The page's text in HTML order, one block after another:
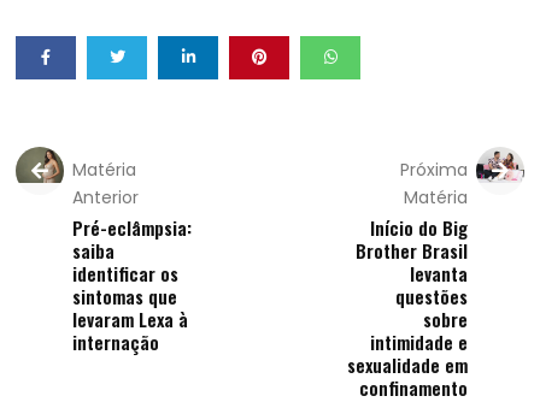
Matéria
Anterior
Pré-eclâmpsia:
saiba
identificar os
sintomas que
levaram Lexa à
internação
Próxima
Matéria
Início do Big
Brother Brasil
levanta
questões
sobre
intimidade e
sexualidade em
confinamento